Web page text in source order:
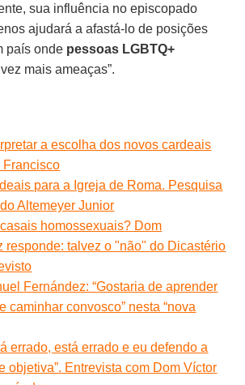
sua influência no episcopado
ajudará a afastá-lo de posições
país onde pessoas LGBTQ+
mais ameaças”.
a escolha dos novos cardeais
Francisco
para a Igreja de Roma. Pesquisa
Altemeyer Junior
homossexuais? Dom
responde: talvez o "não" do Dicastério
Fernández: “Gostaria de aprender
caminhar convosco” nesta “nova
errado, está errado e eu defendo a
objetiva”. Entrevista com Dom Víctor